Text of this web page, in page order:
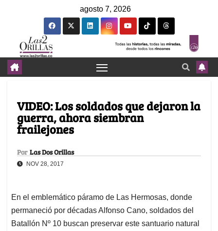
agosto 7, 2026
VIDEO: Los soldados que dejaron la
guerra, ahora siembran
frailejones
Por Las Dos Orillas
NOV 28, 2017
En el emblemático páramo de Las Hermosas, donde
permaneció por décadas Alfonso Cano, soldados del
Batallón Nº 10 buscan preservar este santuario natural